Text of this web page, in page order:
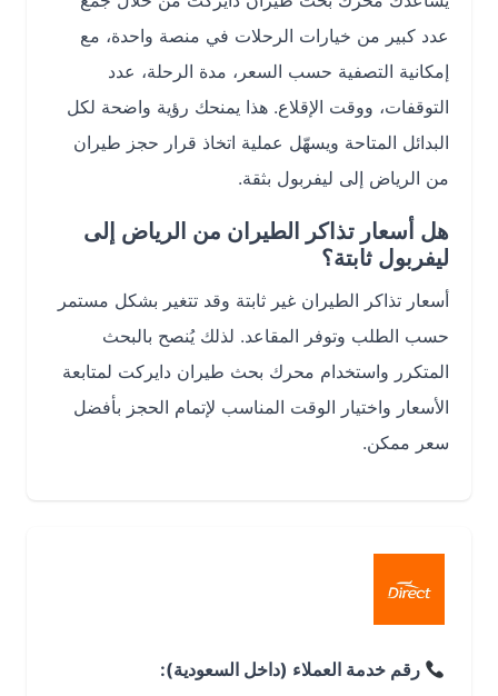
عدد كبير من خيارات الرحلات في منصة واحدة، مع
إمكانية التصفية حسب السعر، مدة الرحلة، عدد
التوقفات، ووقت الإقلاع. هذا يمنحك رؤية واضحة لكل
البدائل المتاحة ويسهّل عملية اتخاذ قرار حجز طيران
من الرياض إلى ليفربول بثقة.
هل أسعار تذاكر الطيران من الرياض إلى
ليفربول ثابتة؟
أسعار تذاكر الطيران غير ثابتة وقد تتغير بشكل مستمر
حسب الطلب وتوفر المقاعد. لذلك يُنصح بالبحث
المتكرر واستخدام محرك بحث طيران دايركت لمتابعة
الأسعار واختيار الوقت المناسب لإتمام الحجز بأفضل
سعر ممكن.
رقم خدمة العملاء (داخل السعودية):